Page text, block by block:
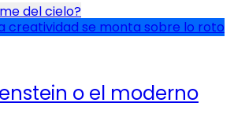
del cielo?
creatividad se monta sobre lo roto
o el moderno